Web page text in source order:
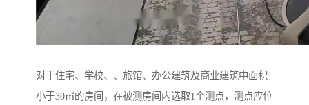
对于住宅、学校、、旅馆、办公建筑及商业建筑中面积
小于30㎡的房间，在被测房间内选取1个测点，测点应位